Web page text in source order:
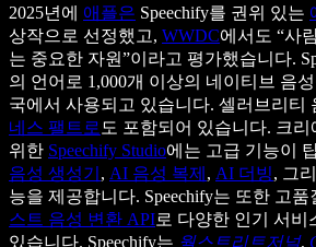
2025년에 애플은 Speechify를 권위 있는
상작으로 선정했고, WWDC에서도 “사
는 중요한 자원”이라고 평가했습니다.
의 언어로 1,000개 이상의 네이티브 음
국에서 사용되고 있습니다. 셀러브리티
네스 팰트로 도 포함되어 있습니다. 크
위한 Speechify Studio에는 고급 기능이
음성 생성기 , AI 음성 복제 , AI 더빙, 그
능을 제공합니다. Speechify는 또한 고
스트 음성 변환 API로 다양한 인기 서비
있습니다. Speechify는 월스트리트저널,